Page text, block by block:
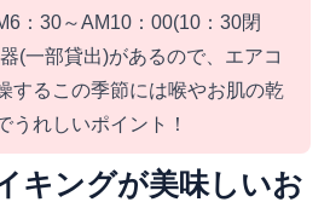
：30～AM10：00(10：30閉
(一部貸出)があるので、エアコ
するこの季節には喉やお肌の乾
うれしいポイント！
キングが美味しいお